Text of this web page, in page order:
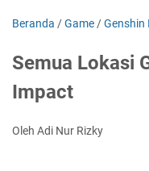
Beranda /Game /Genshin
Semua Lokasi
Impact
Oleh Adi Nur Rizky